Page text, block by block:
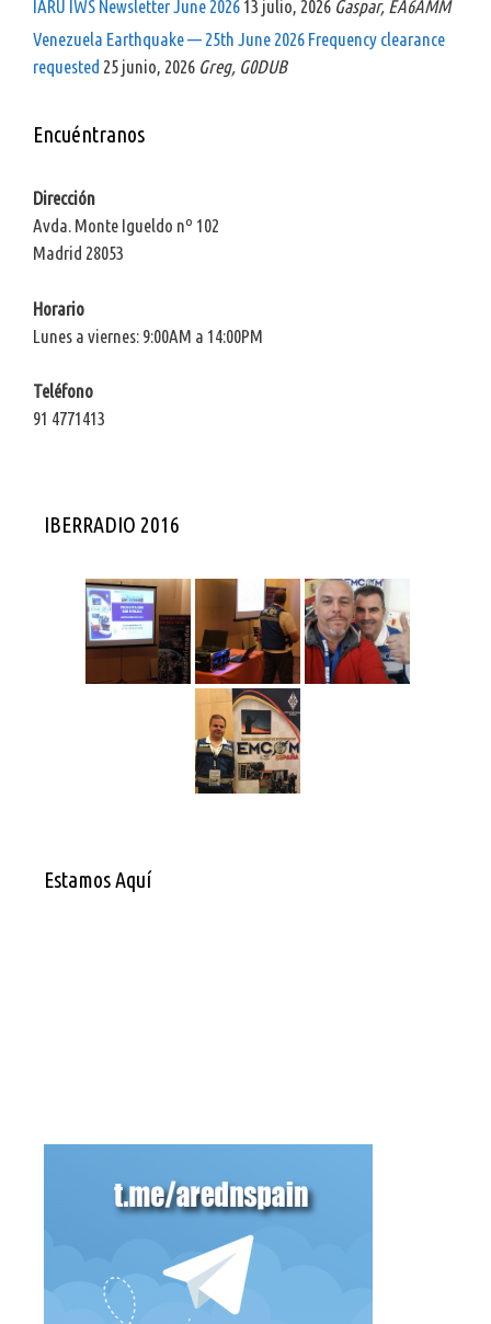
IARU IWS Newsletter June 2026 13 julio, 2026 Gaspar, EA6AMM
Venezuela Earthquake — 25th June 2026 Frequency clearance
requested 25 junio, 2026 Greg, G0DUB
Encuéntranos
Dirección
Avda. Monte Igueldo nº 102
Madrid 28053
Horario
Lunes a viernes: 9:00AM a 14:00PM
Teléfono
91 4771413
IBERRADIO 2016
Estamos Aquí